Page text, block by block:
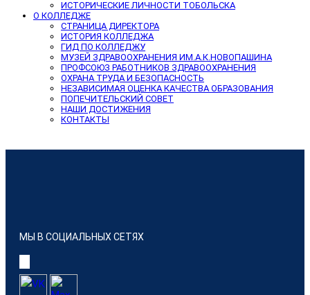
ИСТОРИЧЕСКИЕ ЛИЧНОСТИ ТОБОЛЬСКА
О КОЛЛЕДЖЕ
СТРАНИЦА ДИРЕКТОРА
ИСТОРИЯ КОЛЛЕДЖА
ГИД ПО КОЛЛЕДЖУ
МУЗЕЙ ЗДРАВООХРАНЕНИЯ ИМ.А.К.НОВОПАШИНА
ПРОФСОЮЗ РАБОТНИКОВ ЗДРАВООХРАНЕНИЯ
ОХРАНА ТРУДА И БЕЗОПАСНОСТЬ
НЕЗАВИСИМАЯ ОЦЕНКА КАЧЕСТВА ОБРАЗОВАНИЯ
ПОПЕЧИТЕЛЬСКИЙ СОВЕТ
НАШИ ДОСТИЖЕНИЯ
КОНТАКТЫ
МЫ В СОЦИАЛЬНЫХ СЕТЯХ